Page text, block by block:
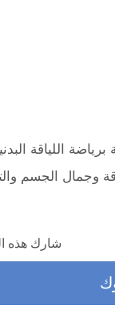
اللياقة
وجمال الجسم
شارك هذه